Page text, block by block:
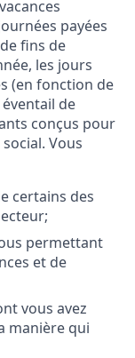
payées
fins de
les jours
(en fonction de
de
conçus pour
Vous
certains des
permettant
et de
vous avez
manière qui